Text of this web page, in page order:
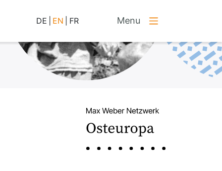
DE EN FR Menu